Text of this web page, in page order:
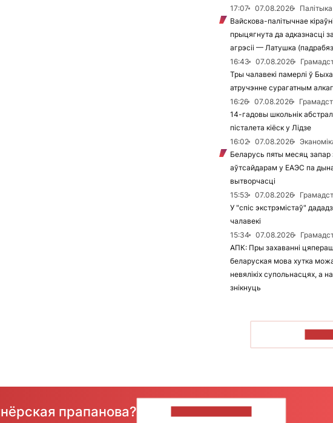
17:07
07.08.2026
Палітыка
Вайскова-палітычнае
прыцягнута да адказнасці
агрэсіі — Латушка
16:43
07.08.2026
Тры чалавекі памерлі ў
атручэнне сурагатным
16:26
07.08.2026
14-гадовы школьнік
пісталета кіёск у Лідзе
16:02
07.08.2026
Беларусь пяты месяц запар
аўтсайдарам у ЕАЭС па
вытворчасці
15:53
07.08.2026
У "спіс экстрэмістаў"
чалавекі
15:34
07.08.2026
АПК: Пры захаванні
беларуская мова хутка
невялікіх супольнасцях, а
знікнуць
прапанова?